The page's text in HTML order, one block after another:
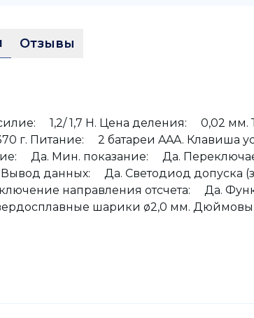
Отзывы
1,2/ 1,7 Н. Цена деления: 0,02 мм.
г. Питание: 2 батареи AAA. Клавиша
Да. Мин. показание: Да.
данных: Да. Светодиод допуска
направления отсчета: Да.
шарики ø2,0 мм.